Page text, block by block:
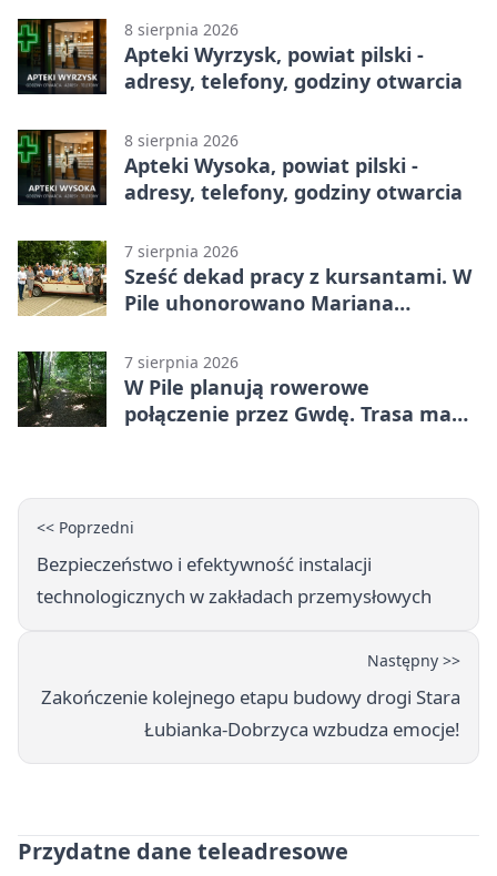
8 sierpnia 2026
Apteki Wyrzysk, powiat pilski -
adresy, telefony, godziny otwarcia
8 sierpnia 2026
Apteki Wysoka, powiat pilski -
adresy, telefony, godziny otwarcia
7 sierpnia 2026
Sześć dekad pracy z kursantami. W
Pile uhonorowano Mariana
7 sierpnia 2026
W Pile planują rowerowe
połączenie przez Gwdę. Trasa ma
<< Poprzedni
Bezpieczeństwo i efektywność instalacji
technologicznych w zakładach przemysłowych
Następny >>
Zakończenie kolejnego etapu budowy drogi Stara
Łubianka-Dobrzyca wzbudza emocje!
Przydatne dane teleadresowe